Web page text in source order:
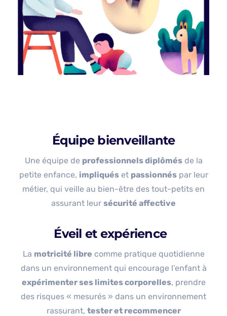
Équipe bienveillante
Une équipe de professionnels diplômésde la
petite enfance, impliquéset passionnéspar leur
métier, qui veille au bien-être des tout-petits en
assurant leur sécurité affective
Éveil et expérience
La motricité libre comme pratique quotidienne
dans un environnement qui encourage l’enfant à
expérimenter ses limites corporelles, prendre
des risques « mesurés » dans un environnement
rassurant, tester et recommencer